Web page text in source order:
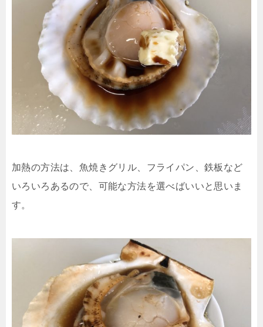
加熱の方法は、魚焼きグリル、フライパン、鉄板など
いろいろあるので、可能な方法を選べばいいと思いま
す。